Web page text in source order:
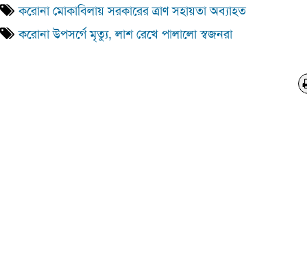
করোনা মোকাবিলায় সরকারের ত্রাণ সহায়তা অব্যাহত
করোনা উপসর্গে মৃত্যু, লাশ রেখে পালালো স্বজনরা